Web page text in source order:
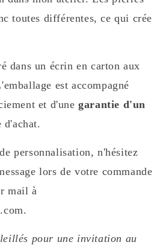
toutes différentes, ce qui crée
dans un écrin en carton aux
est accompagné
et d'unegarantie d'un
d'achat.
personnalisation, n'hésitez
lors de votre commande
mail à
pour une invitation au